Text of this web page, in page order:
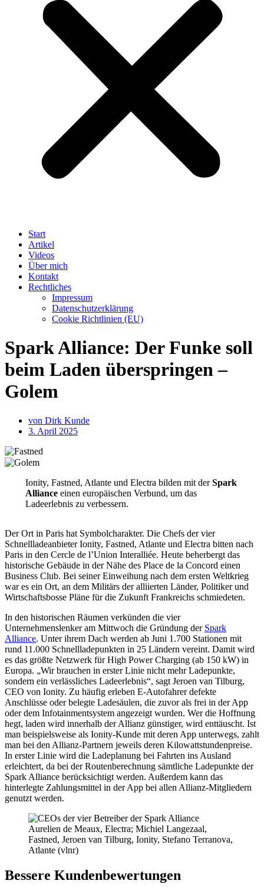
Start
Artikel
Videos
Über mich
Kontakt
Rechtliches
Impressum
Datenschutzerklärung
Cookie Richtlinien (EU)
Spark Alliance: Der Funke soll
beim Laden überspringen –
Golem
von Dirk Kunde
3. April 2025
Ionity, Fastned, Atlante und Electra bilden mit derSpark
Allianceeinen europäischen Verbund, um das
Ladeerlebnis zu verbessern.
Der Ort in Paris hat Symbolcharakter. Die Chefs der vier
Schnellladeanbieter Ionity, Fastned, Atlante und Electra bitten nach
Paris in den Cercle de l’Union Interalliée. Heute beherbergt das
historische Gebäude in der Nähe des Place de la Concord einen
Business Club. Bei seiner Einweihung nach dem ersten Weltkrieg
war es ein Ort, an dem Militärs der alliierten Länder, Politiker und
Wirtschaftsbosse Pläne für die Zukunft Frankreichs schmiedeten.
In den historischen Räumen verkünden die vier
Unternehmenslenker am Mittwoch die Gründung der Spark
Alliance. Unter ihrem Dach werden ab Juni 1.700 Stationen mit
rund 11.000 Schnellladepunkten in 25 Ländern vereint. Damit wird
es das größte Netzwerk für High Power Charging (ab 150 kW) in
Europa. „Wir brauchen in erster Linie nicht mehr Ladepunkte,
sondern ein verlässliches Ladeerlebnis“, sagt Jeroen van Tilburg,
CEO von Ionity. Zu häufig erleben E-Autofahrer defekte
Anschlüsse oder belegte Ladesäulen, die zuvor als frei in der App
oder dem Infotainmentsystem angezeigt wurden. Wer die Hoffnung
hegt, laden wird innerhalb der Allianz günstiger, wird enttäuscht. Ist
man beispielsweise als Ionity-Kunde mit deren App unterwegs, zahlt
man bei den Allianz-Partnern jeweils deren Kilowattstundenpreise.
In erster Linie wird die Ladeplanung bei Fahrten ins Ausland
erleichtert, da bei der Routenberechnung sämtliche Ladepunkte der
Spark Alliance berücksichtigt werden. Außerdem kann das
hinterlegte Zahlungsmittel in der App bei allen Allianz-Mitgliedern
genutzt werden.
Aurelien de Meaux, Electra; Michiel Langezaal,
Fastned, Jeroen van Tilburg, Ionity, Stefano Terranova,
Atlante (vlnr)
Bessere Kundenbewertungen